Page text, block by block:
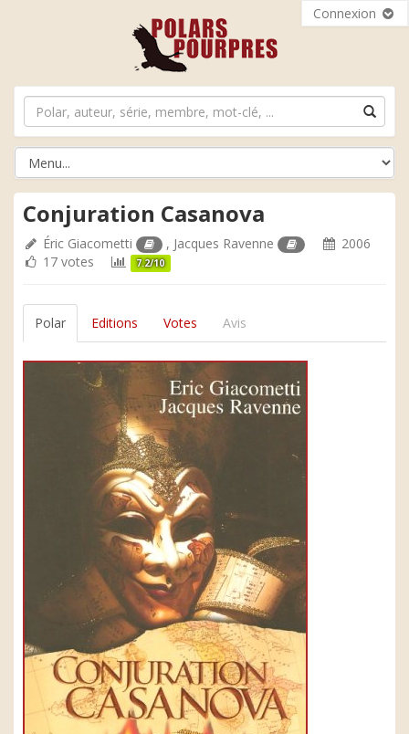
Connexion
Conjuration Casanova
Éric Giacometti , Jacques Ravenne
2006
17 votes
7.2/10
Polar Editions Votes Avis